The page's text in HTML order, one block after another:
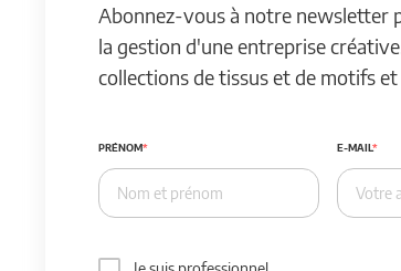
Abonnez-vous à notre newsletter
la gestion d'une entreprise
collections de tissus et de motifs
PRÉNOM E-MAIL